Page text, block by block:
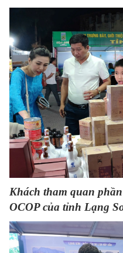
Khách tham quan
OCOP của tỉnh Lạng